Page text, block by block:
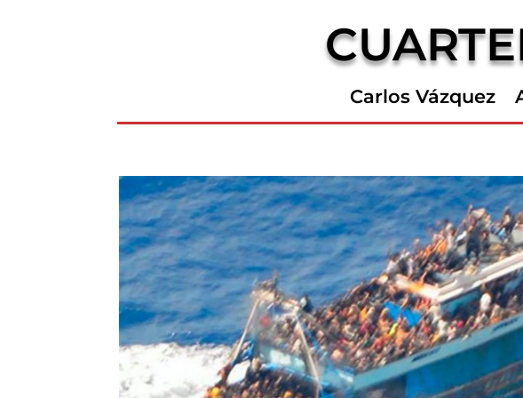
Carlos Vázquez